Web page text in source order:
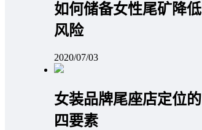
如何储备女性尾矿降低
风险
2020/07/03
女装品牌尾座店定位的
四要素